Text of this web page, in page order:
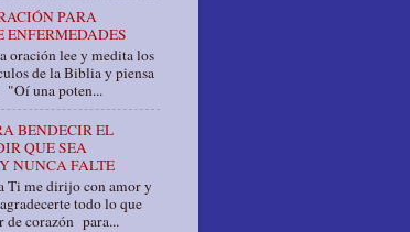
PARA
ENFERMEDADES
oración lee y medita los
de la Biblia y piensa
"Oí una poten...
BENDECIR EL
QUE SEA
NUNCA FALTE
Ti me dirijo con amor y
todo lo que
de corazón para...